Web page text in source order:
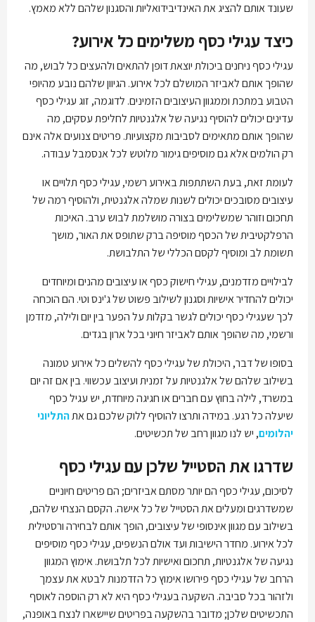
שעונד אותם להציג את האינדיבידואליות והסגנון שלהם ללא מאמץ.
כיצד עגילי כסף משלימים כל אירוע?
עגילי כסף ניחנים ביכולת יוצאת דופן להתאים ולהעצים כל לבוש, מה
שהופך אותם לאביזר המושלם לכל אירוע. הגיוון שלהם נובע מהיופי
הטבוע במתכת וממגוון העיצובים הזמינים. לדוגמה, זוג עגילי כסף
עדינים יכולים להוסיף נגיעה של אלגנטיות לחליפת עסקים, מה
שהופך אותם מתאימים לסביבות מקצועיות. פריטים צנועים אלה אינם
רק הולמים אלא גם מוסיפים גימור מלוטש לכל אנסמבל עבודה.
לעומת זאת, בעת השתתפות באירוע רשמי, עגילי כסף תלויים או
עיצובים מסובכים יכולים לשנות שמלה אלגנטית, ולהוסיף רמה של
תחכום וזוהר שמשלימים בצורה מושלמת לבוש ערב. האיכות
הרפלקטיבית של הכסף מוסיפה ברק שתופס את האור, מושך
תשומת לב ומוסיף לקסם הכללי של התלבושת.
לבילויים מזדמנים, עגילי חישוק כסף או עיצובים מהנים ומיוחדים
יכולים להחדיר אישיות וסגנון לשילוב פשוט של ג'ינס וטי. הם הוכחה
לכך שעגילי כסף יכולים לגשר בקלות על הפער בין יום ולילה, מזדמן
ורשמי, מה שהופך אותם לאביזר חיוני בכל ארון בגדים.
בסופו של דבר, היכולת של עגילי כסף להשלים כל אירוע טמונה
בשילוב שלהם של אלגנטיות על זמנית ועיצוב עכשווי. בין אם זה יום
במשרד, לילה בחוץ עם חברים או חגיגה מיוחדת, יש עגיל כסף
שיעלה כל רגע. במידה ותרצו להוסיף ללוק שלכם גם אתהתליוני
יהלומים, יש לנו מגוון רחב של תכשיטים.
שדרגו את הסטייל שלכן עם עגילי כסף
לסיכום, עגילי כסף הם יותר מסתם אביזרים; הם פריטים חיוניים
שמשדרגים ומעלים את הסטייל של כל אישה. הקסם הנצחי שלהם,
בשילוב עם מגוון אינסופי של עיצובים, הופך אותם לבחירה ורסטילית
לכל אירוע. מחדר הישיבות ועד אולם הנשפים, עגילי כסף מוסיפים
נגיעה של אלגנטיות, תחכום ואישיות לכל תלבושת. אימוץ המגוון
הרחב של עגילי כסף פירושו אימוץ כל הזדמנות לבטא את עצמך
ולזהור בכל סביבה. השקעה בעגילי כסף היא לא רק הוספה לאוסף
התכשיטים שלכן; מדובר בהשקעה בפריטים שיישארו לנצח באופנה,